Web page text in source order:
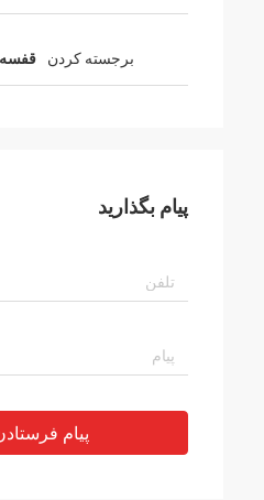
برجسته کردن
پیام بگذارید
پیام